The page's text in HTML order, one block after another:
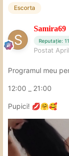
Escorta
Samira69
Reputație:
Postat
Programul meu
12:00 _ 21:00
Pupici! 💋🤗🥰